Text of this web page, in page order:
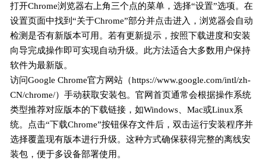
打开Chrome浏览器右上角三个点的菜单，选择“设置”选项。在
设置页面中找到“关于Chrome”部分并点击进入，浏览器会自动
检测是否有新版本可用。若有更新提示，按照下载进度和安装
向导完成操作即可实现自动升级。此方法适合大多数用户保持
软件为最新版。
访问Google Chrome官方网站（https://www.google.com/intl/zh-
CN/chrome/）手动获取安装包。官网首页通常会根据操作系统
类型推荐对应版本的下载链接，如Windows、Mac或Linux系
统。点击“下载Chrome”按钮保存文件后，双击运行安装程序并
选择覆盖现有版本进行升级。这种方式确保获得完整的离线安
装包，便于多设备部署使用。